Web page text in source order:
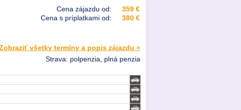
Cena zájazdu od:
359 €
Cena s príplatkami od:
380 €
všetky termíny a popis zájazdu »
Strava: polpenzia, plná penzia